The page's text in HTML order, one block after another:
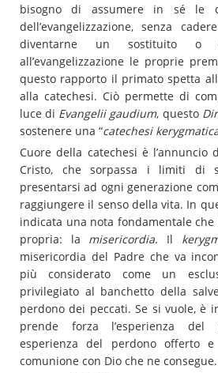
bisogno di assumere in sé le
dell’evangelizzazione, senza
diventarne un sostituito o
all’evangelizzazione le proprie
questo rapporto il primato spetta
alla catechesi. Ciò permette di
luce di Evangelii gaudium, questo
sostenere una “catechesi
Cuore della catechesi è l’annuncio
Cristo, che sorpassa i limiti di
presentarsi ad ogni generazione
raggiungere il senso della vita. In
indicata una nota fondamentale che
propria: la misericordia. Il
misericordia del Padre che va
più considerato come un
privilegiato al banchetto della
perdono dei peccati. Se si vuole, è
prende forza l’esperienza del
esperienza del perdono offerto
comunione con Dio che ne consegue.